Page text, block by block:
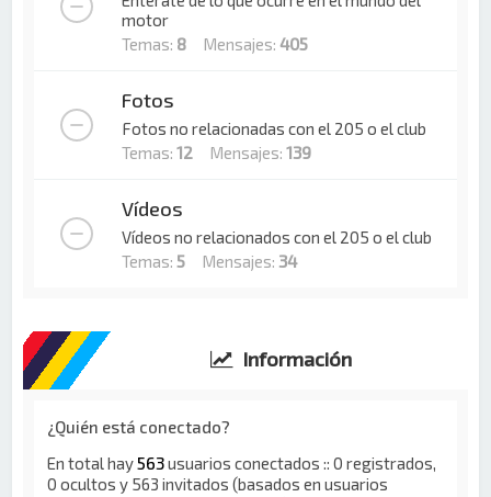
motor
Temas: 8 Mensajes:405
Fotos
Fotos no relacionadas con el 205 o el club
Temas:12 Mensajes:139
Vídeos
Vídeos no relacionados con el 205 o el club
Temas:5 Mensajes: 34
Información
¿Quién está conectado?
En total hay563usuarios conectados :: 0 registrados,
0 ocultos y 563 invitados (basados en usuarios